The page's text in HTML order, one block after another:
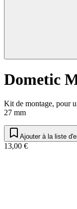
Dometic
Kit de montage, pour
27 mm
Ajouter à la liste
13,00 €